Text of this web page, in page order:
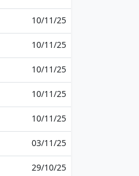
10/11/25
10/11/25
10/11/25
10/11/25
10/11/25
03/11/25
29/10/25